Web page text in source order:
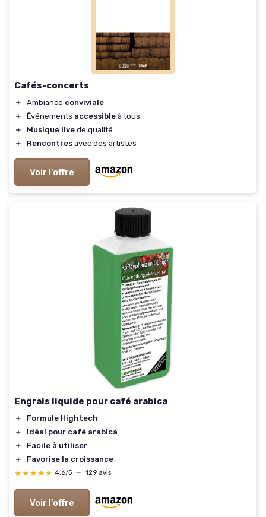
Cafés-concerts
＋ Ambiance conviviale
＋
Événements accessible à tous
＋
Musique live de qualité
＋
Rencontres avec des artistes
Voir l'offre
Engrais liquide pour café arabica
＋
Formule Hightech
＋
Idéal pour café arabica
＋
Facile à utiliser
＋
Favorise la croissance
★★★★★
★★★★★ 4,6/5 — 129 avis
Voir l'offre